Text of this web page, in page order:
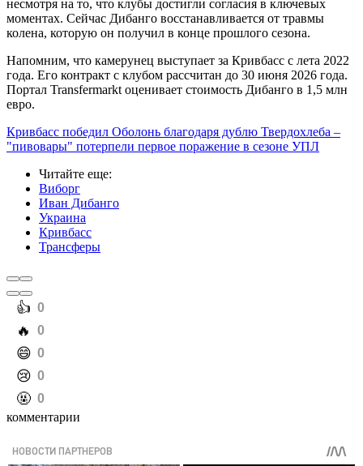
несмотря на то, что клубы достигли согласия в ключевых
моментах. Сейчас Дибанго восстанавливается от травмы
колена, которую он получил в конце прошлого сезона.
Напомним, что камерунец выступает за Кривбасс с лета 2022
года. Его контракт с клубом рассчитан до 30 июня 2026 года.
Портал Transfermarkt оценивает стоимость Дибанго в 1,5 млн
евро.
Кривбасс победил Оболонь благодаря дублю Твердохлеба –
"пивовары" потерпели первое поражение в сезоне УПЛ
Читайте еще:
Виборг
Иван Дибанго
Украина
Кривбасс
Трансферы
️👍 0
️🔥 0
️😄 0
️😢 0
️🤬 0
комментарии